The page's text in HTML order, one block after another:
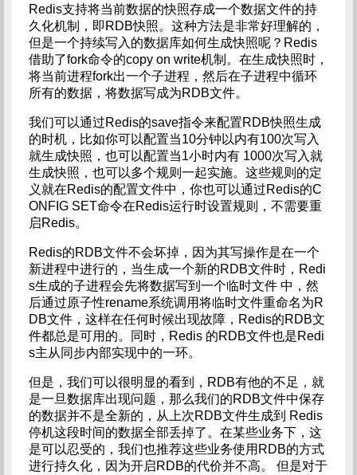
Redis支持将当前数据的快照存成一个数据文件的持
久化机制，即RDB快照。这种方法是非常好理解的，
但是一个持续写入的数据库如何生成快照呢？Redis
借助了fork命令的copy on write机制。在生成快照时，
将当前进程fork出一个子进程，然后在子进程中循环
所有的数据，将数据写成为RDB文件。
我们可以通过Redis的save指令来配置RDB快照生成
的时机，比如你可以配置当10分钟以内有100次写入
就生成快照，也可以配置当1小时内有 1000次写入就
生成快照，也可以多个规则一起实施。这些规则的定
义就在Redis的配置文件中，你也可以通过Redis的C
ONFIG SET命令在Redis运行时设置规则，不需要重
启Redis。
Redis的RDB文件不会坏掉，因为其写操作是在一个
新进程中进行的，当生成一个新的RDB文件时，Redi
s生成的子进程会先将数据写到一个临时文件 中，然
后通过原子性rename系统调用将临时文件重命名为R
DB文件，这样在任何时候出现故障，Redis的RDB文
件都总是可用的。同时，Redis 的RDB文件也是Redi
s主从同步内部实现中的一环。
但是，我们可以很明显的看到，RDB有他的不足，就
是一旦数据库出现问题，那么我们的RDB文件中保存
的数据并不是全新的，从上次RDB文件生成到 Redis
停机这段时间的数据全部丢掉了。在某些业务下，这
是可以忍受的，我们也推荐这些业务使用RDB的方式
进行持久化，因为开启RDB的代价并不高。 但是对于